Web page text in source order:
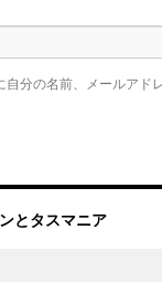
分の名前、メールアド
とタスマニア